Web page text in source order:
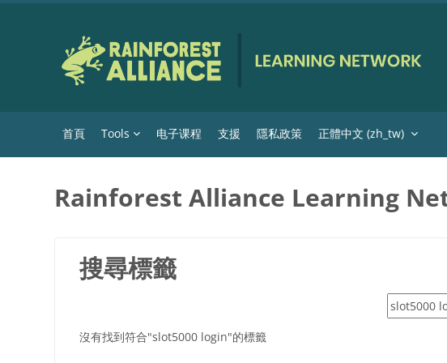
首頁 Tools 电子课程 支援 隱私政策 正體中文 ‎(zh_tw)‎
Rainforest Alliance Learning
搜尋標籤
搜尋標籤
沒有找到符合"slot5000 login"的標籤